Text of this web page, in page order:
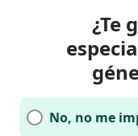
¿Te
No, no me